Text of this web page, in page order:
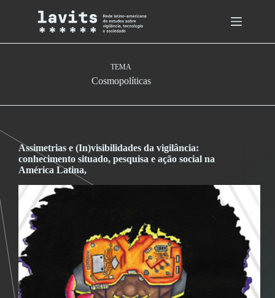
TEMA
Cosmopolíticas
Assimetrias e (In)visibilidades da vigilância:
conhecimento situado, pesquisa e ação social na
América Latina,